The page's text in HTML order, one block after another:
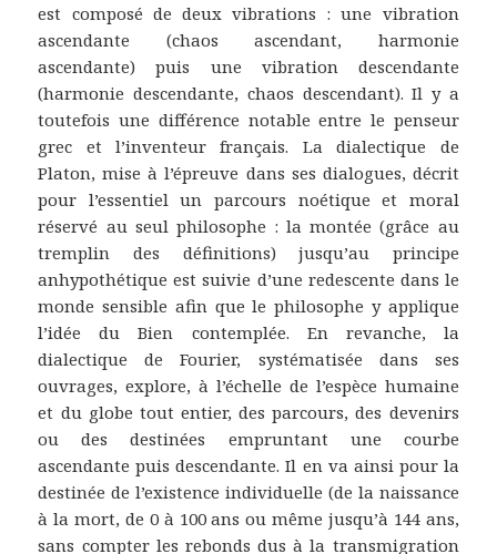
est composé de deux vibrations : une vibration
ascendante (chaos ascendant, harmonie
ascendante) puis une vibration descendante
(harmonie descendante, chaos descendant). Il y a
toutefois une différence notable entre le penseur
grec et l’inventeur français. La dialectique de
Platon, mise à l’épreuve dans ses dialogues, décrit
pour l’essentiel un parcours noétique et moral
réservé au seul philosophe : la montée (grâce au
tremplin des définitions) jusqu’au principe
anhypothétique est suivie d’une redescente dans le
monde sensible afin que le philosophe y applique
l’idée du Bien contemplée. En revanche, la
dialectique de Fourier, systématisée dans ses
ouvrages, explore, à l’échelle de l’espèce humaine
et du globe tout entier, des parcours, des devenirs
ou des destinées empruntant une courbe
ascendante puis descendante. Il en va ainsi pour la
destinée de l’existence individuelle (de la naissance
à la mort, de 0 à 100 ans ou même jusqu’à 144 ans,
sans compter les rebonds dus à la transmigration